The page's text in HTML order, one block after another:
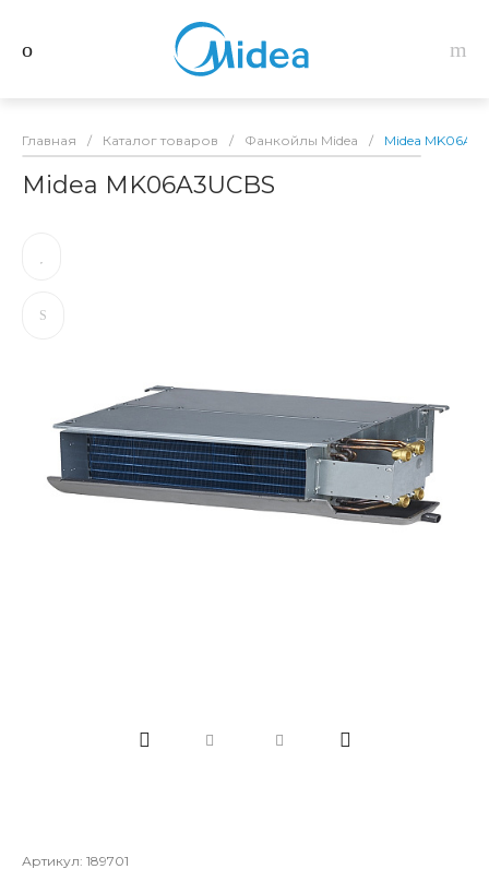
Главная / Каталог товаров / Фанкойлы Midea / Midea
Midea MK06A3UCBS
Артикул: 189701